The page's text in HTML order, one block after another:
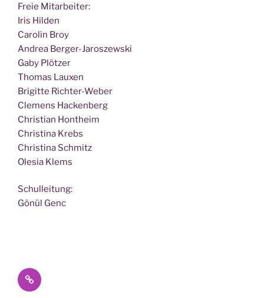
Freie Mit­ar­bei­ter:
Iris Hilden
Caro­lin Broy
Andrea Berger-Jaroszewski
Gaby Plötzer
Tho­mas Lauxen
Bri­git­te Richter-Weber
Cle­mens Hackenberg
Chris­ti­an Hontheim
Chris­ti­na Krebs
Chris­ti­na Schmitz
Ole­sia Klems
Schul­lei­tung:
Gönül Genc
Datenschutz